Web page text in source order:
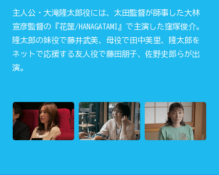
主人公・大滝隆太郎役には、太田監督が師事した大林
宣彦監督の『花筐/HANAGATAMI』で主演した窪塚俊介。
隆太郎の妹役で藤井武美、母役で田中美里、隆太郎を
ネットで応援する友人役で藤田朋子、佐野史郎らが出
演。